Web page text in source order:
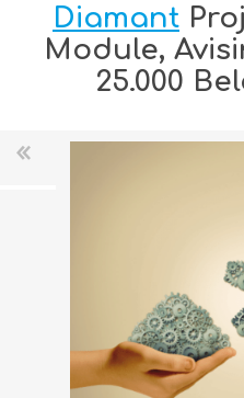
Diamant
Module,
25.000